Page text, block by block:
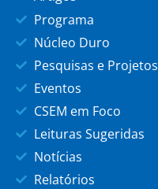
Programa
Núcleo Duro
Pesquisas e Projetos
Eventos
CSEM em Foco
Leituras Sugeridas
Notícias
Relatórios